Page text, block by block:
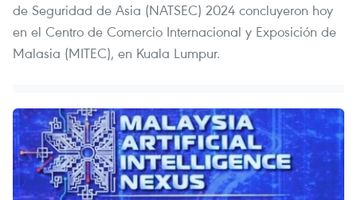
de Seguridad de Asia (NATSEC) 2024 concluyeron hoy
en el Centro de Comercio Internacional y Exposición de
Malasia (MITEC), en Kuala Lumpur.